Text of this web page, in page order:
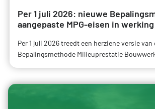
Per 1 juli 2026: nieuwe
aangepaste MPG-eisen in werking
Per 1 juli 2026 treedt een herziene versie van
Bepalingsmethode Milieuprestatie